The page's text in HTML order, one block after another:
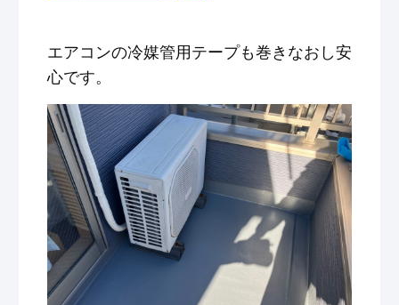
エアコンの冷媒管用テープも巻きなおし安
心です。